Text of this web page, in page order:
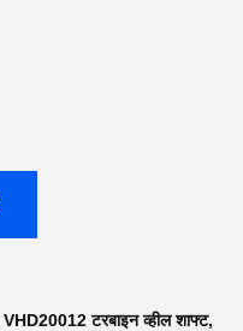
VHD20012 टरबाइन व्हील शाफ्ट,